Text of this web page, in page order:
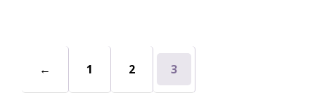
← 1 2 3